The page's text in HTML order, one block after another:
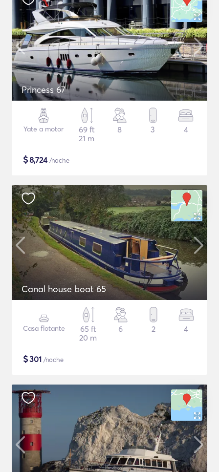
Princess 67
Yate a motor
69 ft
21 m
8 3 4
$8,724/noche
Canal house boat 65
Casa flotante
65 ft
20 m
6 2 4
$301 /noche